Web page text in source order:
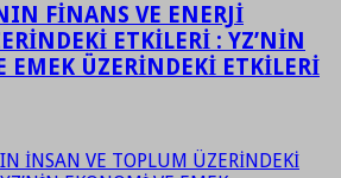
FİNANS VE ENERJİ
ETKİLERİ : YZ’NİN
EMEK ÜZERİNDEKİ ETKİLERİ